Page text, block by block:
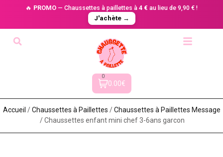
🔥 PROMO — Chaussettes à paillettes à 4 € au lieu de 9,90 € !
J'achète →
0
0.00€
Accueil /Chaussettes à Paillette​s /Chaussettes à Paillettes Message​
/ Chaussettes enfant mini chef 3-6ans garcon